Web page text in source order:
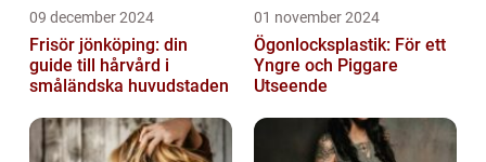
09 december 2024
Frisör jönköping: din
guide till hårvård i
småländska huvudstaden
01 november 2024
Ögonlocksplastik: För ett
Yngre och Piggare
Utseende